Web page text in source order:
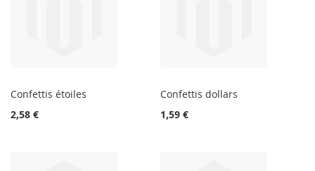
Confettis étoiles
2,58 €
Confettis dollars
1,59 €